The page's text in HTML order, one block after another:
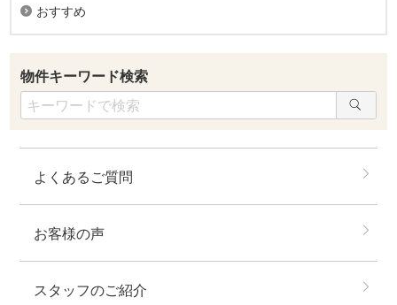
おすすめ
物件キーワード検索
よくあるご質問
お客様の声
スタッフのご紹介